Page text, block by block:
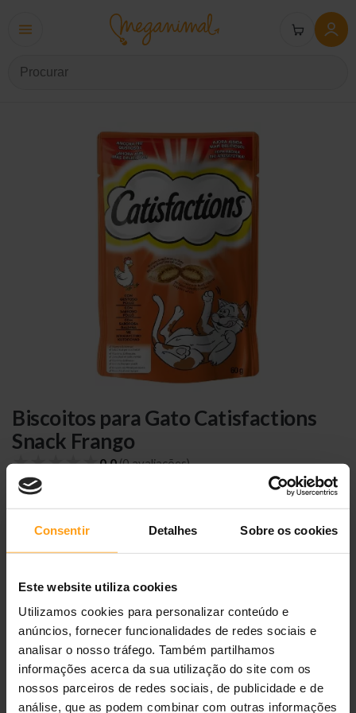
Consentir Detalhes Sobre os cookies
Este website utiliza cookies
Utilizamos cookies para personalizar conteúdo e
anúncios, fornecer funcionalidades de redes sociais e
analisar o nosso tráfego. Também partilhamos
informações acerca da sua utilização do site com os
nossos parceiros de redes sociais, de publicidade e de
análise, que as podem combinar com outras informações
Biscoitos para Gato Catisfactions
Snack Frango
★★★★★0,0(0 avaliações)
9,90 €
Entregas24/48h Portes grátis≥ 40 €
Loja portuguesa
?